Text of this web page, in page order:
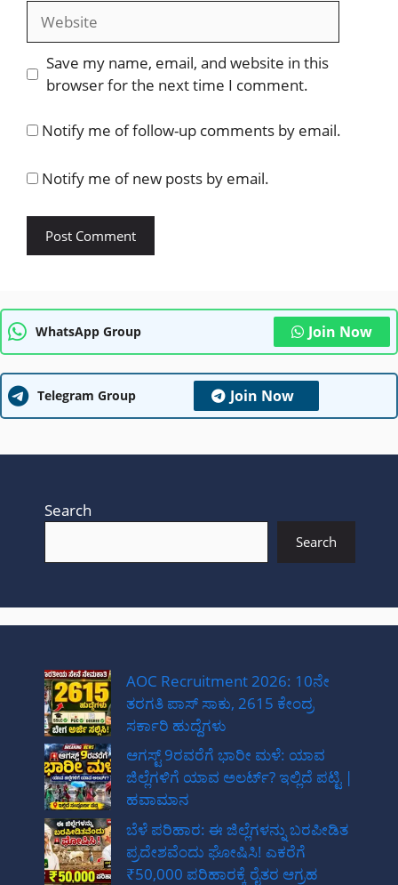
Website
Save my name, email, and website in this
browser for the next time I comment.
Notify me of follow-up comments by email.
Notify me of new posts by email.
WhatsApp Group Join Now
Telegram Group Join Now
Search
Search
AOC Recruitment 2026: 10ನೇ
ತರಗತಿ ಪಾಸ್ ಸಾಕು, 2615 ಕೇಂದ್ರ
ಸರ್ಕಾರಿ ಹುದ್ದೆಗಳು
ಆಗಸ್ಟ್ 9ರವರೆಗೆ ಭಾರೀ ಮಳೆ: ಯಾವ
ಜಿಲ್ಲೆಗಳಿಗೆ ಯಾವ ಅಲರ್ಟ್? ಇಲ್ಲಿದೆ ಪಟ್ಟಿ |
ಹವಾಮಾನ
ಬೆಳೆ ಪರಿಹಾರ: ಈ ಜಿಲ್ಲೆಗಳನ್ನು ಬರಪೀಡಿತ
ಪ್ರದೇಶವೆಂದು ಘೋಷಿಸಿ! ಎಕರೆಗೆ
₹50,000 ಪರಿಹಾರಕ್ಕೆ ರೈತರ ಆಗ್ರಹ